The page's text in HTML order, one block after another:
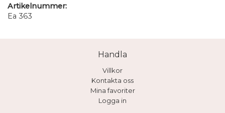
Artikelnummer:
Ea 363
Handla
Villkor
Kontakta oss
Mina favoriter
Logga in